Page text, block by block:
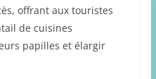
offrant aux touristes
de cuisines
papilles et élargir